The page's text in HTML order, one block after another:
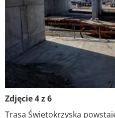
Zdjęcie 4 z 6
Trasa Świętokrzyska